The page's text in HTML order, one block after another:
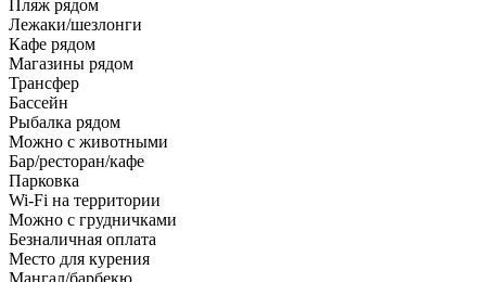
Пляж рядом
Лежаки/шезлонги
Кафе рядом
Магазины рядом
Трансфер
Бассейн
Рыбалка рядом
Можно с животными
Бар/ресторан/кафе
Парковка
Wi-Fi на территории
Можно с грудничками
Безналичная оплата
Место для курения
Мангал/барбекю